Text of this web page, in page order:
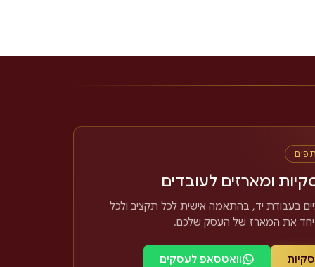
ומארזים לעובדים
בעבודת יד, בהתאמה אישית לכל תקציב ולכל
את המארז של העסק שלכם.
וואטסאפ לעסקים